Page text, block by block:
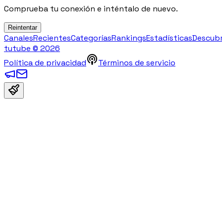
Comprueba tu conexión e inténtalo de nuevo.
Reintentar
CanalesRecientesCategoríasRankingsEstadísticas
tutube © 2026
Política de privacidad
Términos de servicio